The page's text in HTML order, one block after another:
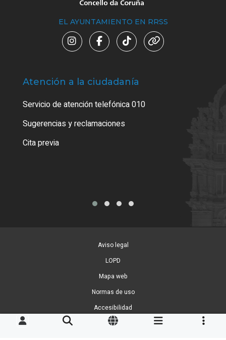
EL AYUNTAMIENTO EN RRSS
Atención a la ciudadanía
Servicio de atención telefónica 010
Sugerencias y reclamaciones
Cita previa
Aviso legal
LOPD
Mapa web
Normas de uso
Accesibilidad
Gestion de Cookies